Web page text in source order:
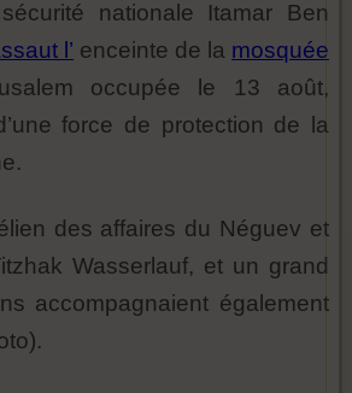
nationale Itamar Ben
l’ enceinte de la mosquée
occupée le 13 août,
force de protection de la
des affaires du Néguev et
Wasserlauf, et un grand
accompagnaient également